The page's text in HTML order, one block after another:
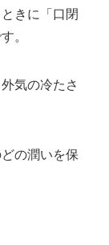
きに「口閉
。
気の冷たさ
の潤いを保